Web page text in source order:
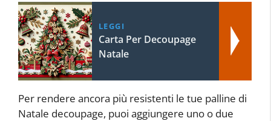
LEGGI
Carta Per Decoupage
Natale
Per rendere ancora più resistenti le tue palline di
Natale decoupage, puoi aggiungere uno o due